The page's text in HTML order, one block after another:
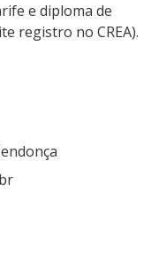
e diploma de
registro no CREA).